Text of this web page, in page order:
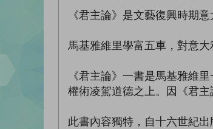
《君主論》是文藝復興時期
馬基雅維里學富五車，對意
《君主論》一書是馬基雅維
權術凌駕道德之上。因《君
此書內容獨特，自十六世紀